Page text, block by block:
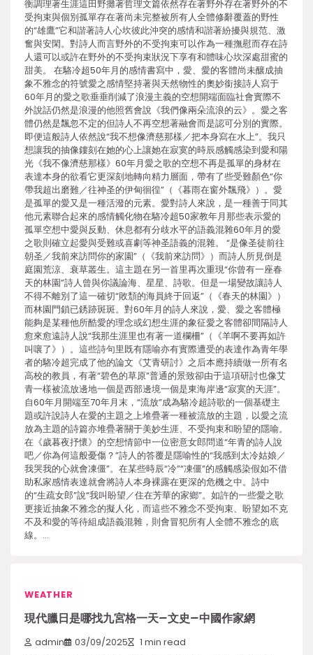
衡調理著生涯這田野攤著哲理文篇依然存在著野外存在著野外的不
受拘束與個別孤單存在著尚未完整被所有人全體修辭覆蓋的野性
的“雄鷹”它和諧著詩人心坎彼此沖突的感情和諧著紛擾與規范、激
奮與安閑。對詩人而言野外的不受拘束可以作為一種撫慰而存在詩
人還可以或許在野外的不受拘束狀況下享有和體味心坎深處甜蜜的
甜美。 在駱冷超50年月的感情書寫中，愛、愛的客體尚未釀成抽
象不雅念的符號愛之感情堅持著與天然物性的奧妙銜接詩人寫于
60年月的愛之歌垂垂削減了浪漫主義的空想開端面臨社會實際不
外說話仍然是浪漫的他照舊會說《我們像兩朵流浪的云》。愛之客
體仍然是飄忽不定的但詩人不再空想著融會而是認可分別的實際。
即便這般詩人依然說“我不想像濟慈那樣／把本身寫在水上”。我只
想讓我的抽像鏤刻在她的心上讓她在寂寞的時辰感觸感染到愛和陽
光《我不像濟慈那樣》60年月愛之歌的空想不再是孤單的身材在
表達本身的欲看它更深刻地轉向精力層面，帶有了些受難顏色“你
帶我超出磨難／往神圣的伊甸徊徨”（《暮雨在窗外飄飛》）。愛
是孤單的愛又是一種活潑的元素。愛對詩人來說，是一種善于同其
他元素聯合起來的感情觸化物在駱冷超50家教年月那些表示愛的
孤單空想中愛與反動、休息都有分歧水平的語義混雜60年月的愛
之歌則確立起愛與受難或喜劇等神圣語義的混雜。 “是像圣徒前往
朝圣／我前來訪問你的家園”（《我前來訪問》）而詩人所見倒是
庭園荒涼、衰草叢生。這主題在另一首里再次重現“你曾有一座春
天的林園”詩人曾與你議論海、星星、詩歌。但是一場變故讓詩人
不得不離別了這一確切“敗頹的海員終于回返”（《春天的林園》）
而林園門鎖已銹跡斑斑。對60年月的詩人來說，愛、愛之客體極
能夠是某種他所酷愛的理念或幻想生涯的象征愛之客體卻間隔詩人
愈來愈遠詩人說“我那生涯里也有著一道欄柵”（《羊啊不要再如許
叫嚷了》）。這些詩句里既有隱喻亦有實際遭受的表達作為青年學
者的駱冷超完成了他的論文《艾青研討》之后本應持續做一所有名
高校的教員，有著“碧色的草原”普通的景致卻由于這項研討也像艾
青一樣被流放邊地一個是西部邊境一個是東海岸邊“寂寞的天涯”。
自60年月開端至70年月末，“流放”成為駱冷超詩歌的一個基礎主
題或許說詩人在愛的主題之上堆疊著一種被流放的主題，以愛之流
放為主題的詩篇亦堆疊著關于美妙生涯、不受拘束和盼望的隱喻。
在《歲暮夜抒懷》的空想情節中一位密意女郎問道“年青的詩人說
吧／你為何這般憂傷？”詩人的答覆是隱喻性的“我感到太冷姑娘／
我哭我的心就會凍僵”。在某些時辰“冷”“凍僵”的感觸感染假如不借
助私家感情表達就會將詩人本身裸露在更深的危機之中。詩中
的“生疏女郎”說“我叫盼望／住在芳華的家鄉”。如許的一些愛之歌
更接近抽象不雅念的擬人化，而這些不雅念不受拘束、盼望如不克
不及和愛的等待組成語義混雜，則會冒犯所有人全體不雅念的底
線。…
WEATHER
現代臘日是哪找九宮格一天–文史–中國作家網
admin 03/09/2025 1 min read